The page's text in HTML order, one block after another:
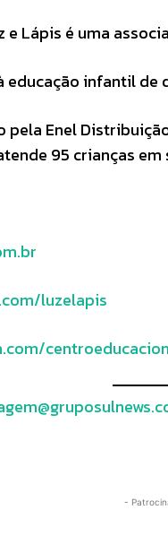
e Lápis é uma
educação infantil de
pela Enel
95 crianças
luzelapis
-